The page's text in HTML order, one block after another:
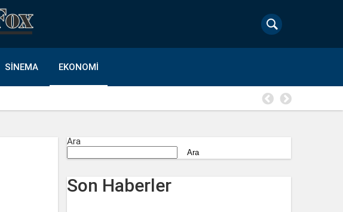
SINEMA EKONOMI
Ara
Ara
Son Haberler